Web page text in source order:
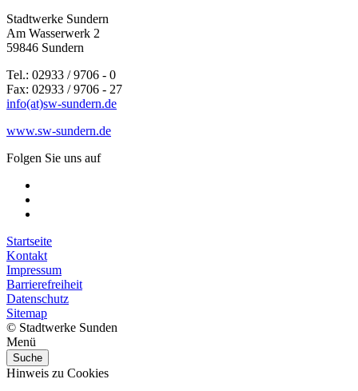
Stadtwerke Sundern
Am Wasserwerk 2
59846 Sundern
Tel.: 02933 / 9706 - 0
Fax: 02933 / 9706 - 27
info(at)sw-sundern.de
www.sw-sundern.de
Folgen Sie uns auf
Startseite
Kontakt
Impressum
Barrierefreiheit
Datenschutz
Sitemap
© Stadtwerke Sunden
Menü
Suche
Hinweis zu Cookies